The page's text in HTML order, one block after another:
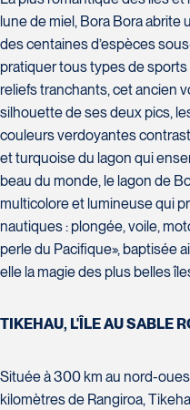
lune de miel, Bora Bora
des centaines d’espèces
pratiquer tous types de
reliefs tranchants, cet ancien
silhouette de ses deux pics,
couleurs verdoyantes
et turquoise du lagon qui
beau du monde, le lagon de
multicolore et lumineuse qui
nautiques : plongée, voile,
perle du Pacifique», baptisée
elle la magie des plus belles
TIKEHAU, L'ÎLE AU SABLE
Située à 300 km au nord-
kilomètres de Rangiroa,
Voyages Nouveau-Monde
420 Boulevard Manseau
Joliette
J6E 3E1
Tél :450-755-5557 / 1-877-
1460 Chemin Gascon
J6X 2Z5
Tél :450-964-3574
Tél :450-437-2324
Voyages des Laurentides
939 Boulevard Albiny-
Mont-Laurier
J9L 3J1
Tél :819-623-2511 / 1-866-
H7T 1C8
Tél :450-688-6211 / 1-888-
Club Voyages Orientation
1001 Boulevard de
39
Boucherville
J4B 6P5
Tél :450-655-1855 / 1-866-
Club Voyages Princesse
J2G 2Y4
La Forfaiterie Voyages
5401 Boulevard Des
104 (porte H)
Québec
G2K 1N4
Tél :418-652-2400 / 1-888-
3229 Chemin des Quatre-
Tél :
418-977-4080 / 1-877-